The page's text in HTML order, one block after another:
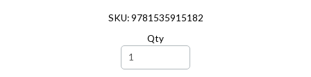
SKU: 9781535915182
Qty